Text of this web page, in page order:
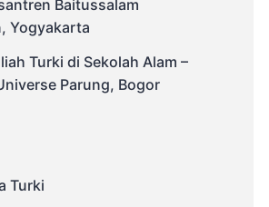
Baitussalam
Yogyakarta
Turki di Sekolah Alam –
Parung, Bogor
Turki